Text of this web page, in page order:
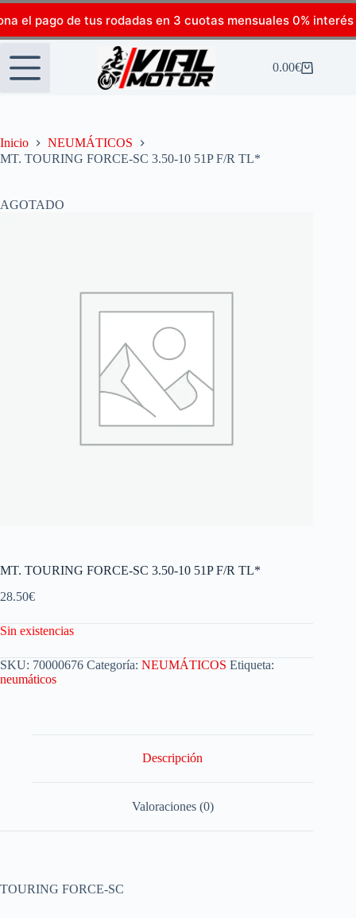
el pago de tus rodadas en 3 cuotas mensuales 0% interés
0.00€
Inicio
NEUMÁTICOS
MT. TOURING FORCE-SC 3.50-10 51P F/R TL*
AGOTADO
MT. TOURING FORCE-SC 3.50-10 51P F/R TL*
28.50€
Sin existencias
SKU: 70000676 Categoría: NEUMÁTICOS Etiqueta:
neumáticos
Descripción
Valoraciones (0)
TOURING FORCE-SC